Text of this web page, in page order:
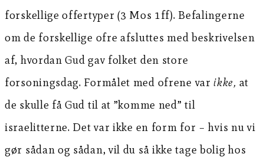
forskellige offertyper (3 Mos 1ff). Befalingerne
om de forskellige ofre afsluttes med beskrivelsen
af, hvordan Gud gav folket den store
forsoningsdag. Formålet med ofrene var ikke, at
de skulle få Gud til at ”komme ned” til
israelitterne. Det var ikke en form for – hvis nu vi
gør sådan og sådan, vil du så ikke tage bolig hos